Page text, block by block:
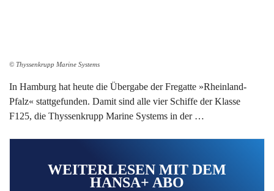
© Thyssenkrupp Marine Systems
In Hamburg hat heute die Übergabe der Fregatte »Rheinland-
Pfalz« stattgefunden. Damit sind alle vier Schiffe der Klasse
F125, die Thyssenkrupp Marine Systems in der …
WEITERLESEN MIT DEM
HANSA+ ABO